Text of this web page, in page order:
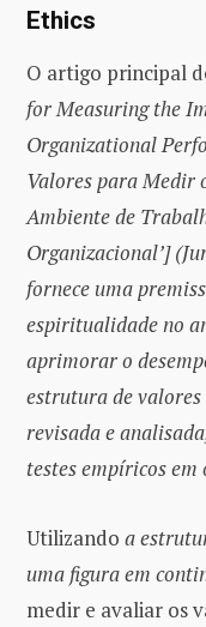
Ethics
O artigo principal
for Measuring the
Organizational
Valores para Medir
Ambiente de
Organizacional’]
fornece uma
espiritualidade no
aprimorar o
estrutura de
revisada e
testes empíricos em
Utilizando a
uma figura em
medir e avaliar os